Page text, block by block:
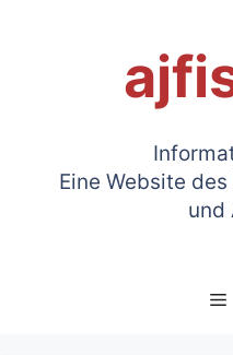
Eine Website
und